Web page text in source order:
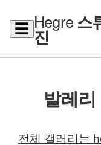
☰ Hegre스
진
발레
전체 갤러리는